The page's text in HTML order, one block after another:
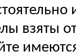
взяты